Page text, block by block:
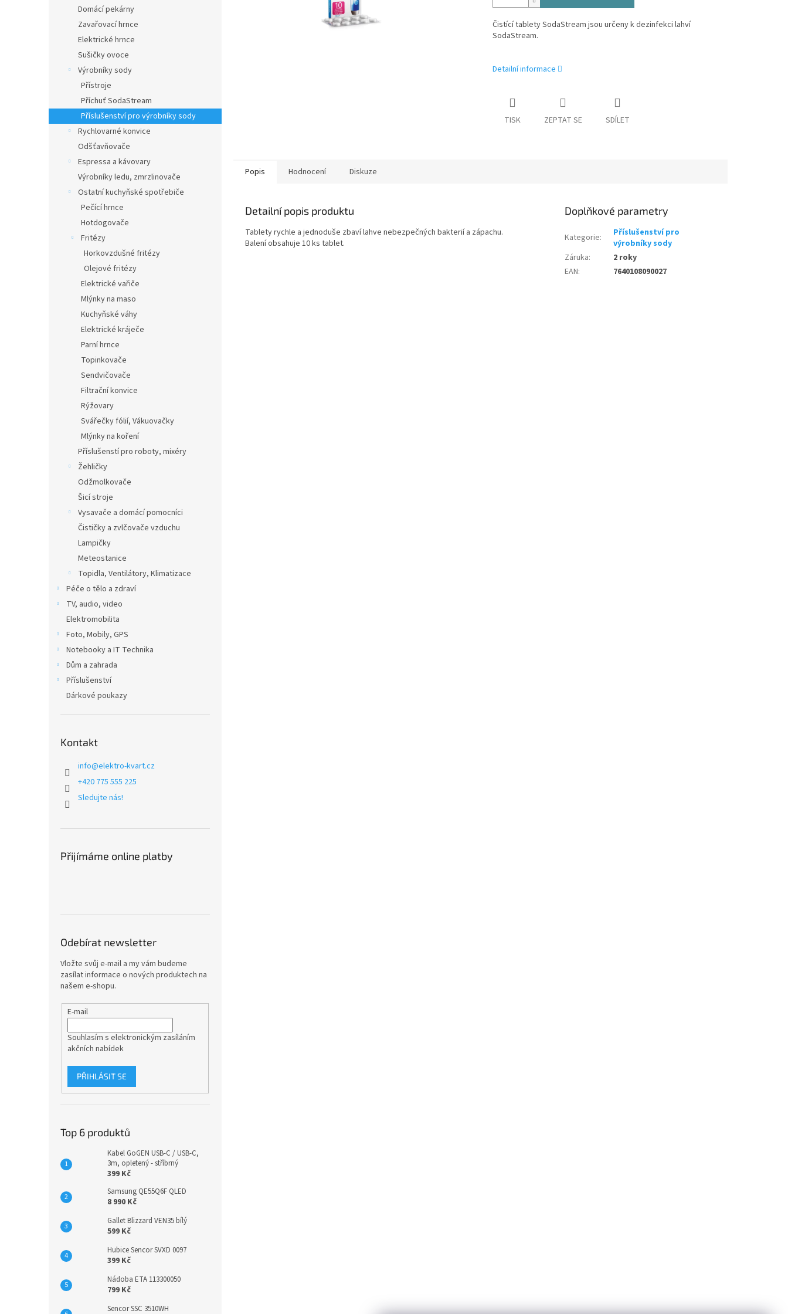
Domácí pekárny
Zavařovací hrnce
Elektrické hrnce
Sušičky ovoce
Výrobníky sody
Přístroje
Příchuť SodaStream
Příslušenství pro výrobníky sody
Rychlovarné konvice
Odšťavňovače
Espressa a kávovary
Výrobníky ledu, zmrzlinovače
Ostatní kuchyňské spotřebiče
Pečící hrnce
Hotdogovače
Fritézy
Horkovzdušné fritézy
Olejové fritézy
Elektrické vařiče
Mlýnky na maso
Kuchyňské váhy
Elektrické kráječe
Parní hrnce
Topinkovače
Sendvičovače
Filtrační konvice
Rýžovary
Svářečky fólií, Vákuovačky
Mlýnky na koření
Příslušenstí pro roboty, mixéry
Žehličky
Odžmolkovače
Šicí stroje
Vysavače a domácí pomocníci
Čističky a zvlčovače vzduchu
Lampičky
Meteostanice
Topidla, Ventilátory, Klimatizace
Péče o tělo a zdraví
TV, audio, video
Elektromobilita
Foto, Mobily, GPS
Notebooky a IT Technika
Dům a zahrada
Příslušenství
Dárkové poukazy
Kontakt
info@elektro-kvart.cz
+420 775 555 225
Sledujte nás!
Přijímáme online platby
Odebírat newsletter
Vložte svůj e-mail a my vám budeme
zasílat informace o nových produktech na
našem e-shopu.
E-mail
Souhlasím s elektronickým zasíláním
akčních nabídek
PŘIHLÁSIT SE
Top 6 produktů
Kabel GoGEN USB-C / USB-C,
3m, opletený - stříbrný
399 Kč
Samsung QE55Q6F QLED
8 990 Kč
Gallet Blizzard VEN35 bílý
599 Kč
Hubice Sencor SVXD 0097
399 Kč
Nádoba ETA 113300050
799 Kč
Sencor SSC 3510WH
Čistící tablety SodaStream jsou určeny k dezinfekci lahví
SodaStream.
Detailní informace
TISK ZEPTAT SE SDÍLET
Popis Hodnocení Diskuze
Detailní popis produktu
Tablety rychle a jednoduše zbaví lahve nebezpečných bakterií a zápachu.
Balení obsahuje 10 ks tablet.
Doplňkové parametry
Kategorie:
Příslušenství pro
výrobníky sody
Záruka:
2 roky
EAN: 7640108090027